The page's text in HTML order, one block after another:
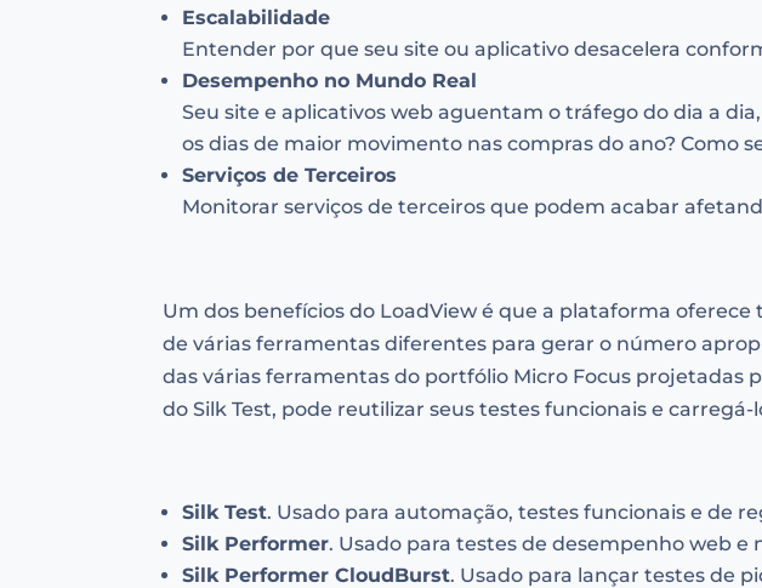
Escalabilidade
Entender por que seu site ou aplicativo desacelera
Desempenho no Mundo Real
Seu site e aplicativos web aguentam o tráfego do dia a
os dias de maior movimento nas compras do ano? Como
Serviços de Terceiros
Monitorar serviços de terceiros que podem acabar
Um dos benefícios do LoadView é que a plataforma
de várias ferramentas diferentes para gerar o número
das várias ferramentas do portfólio Micro Focus projetadas
do Silk Test, pode reutilizar seus testes funcionais e
Silk Test. Usado para automação, testes funcionais e de
Silk Performer. Usado para testes de desempenho web e
Silk Performer CloudBurst. Usado para lançar testes de